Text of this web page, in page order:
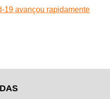
19 avançou rapidamente